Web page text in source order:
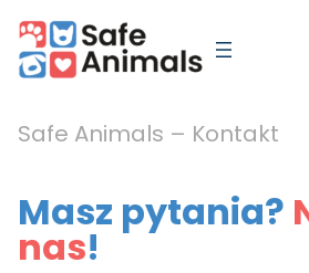
Safe Animals – Kontakt
Masz pytania?
nas!